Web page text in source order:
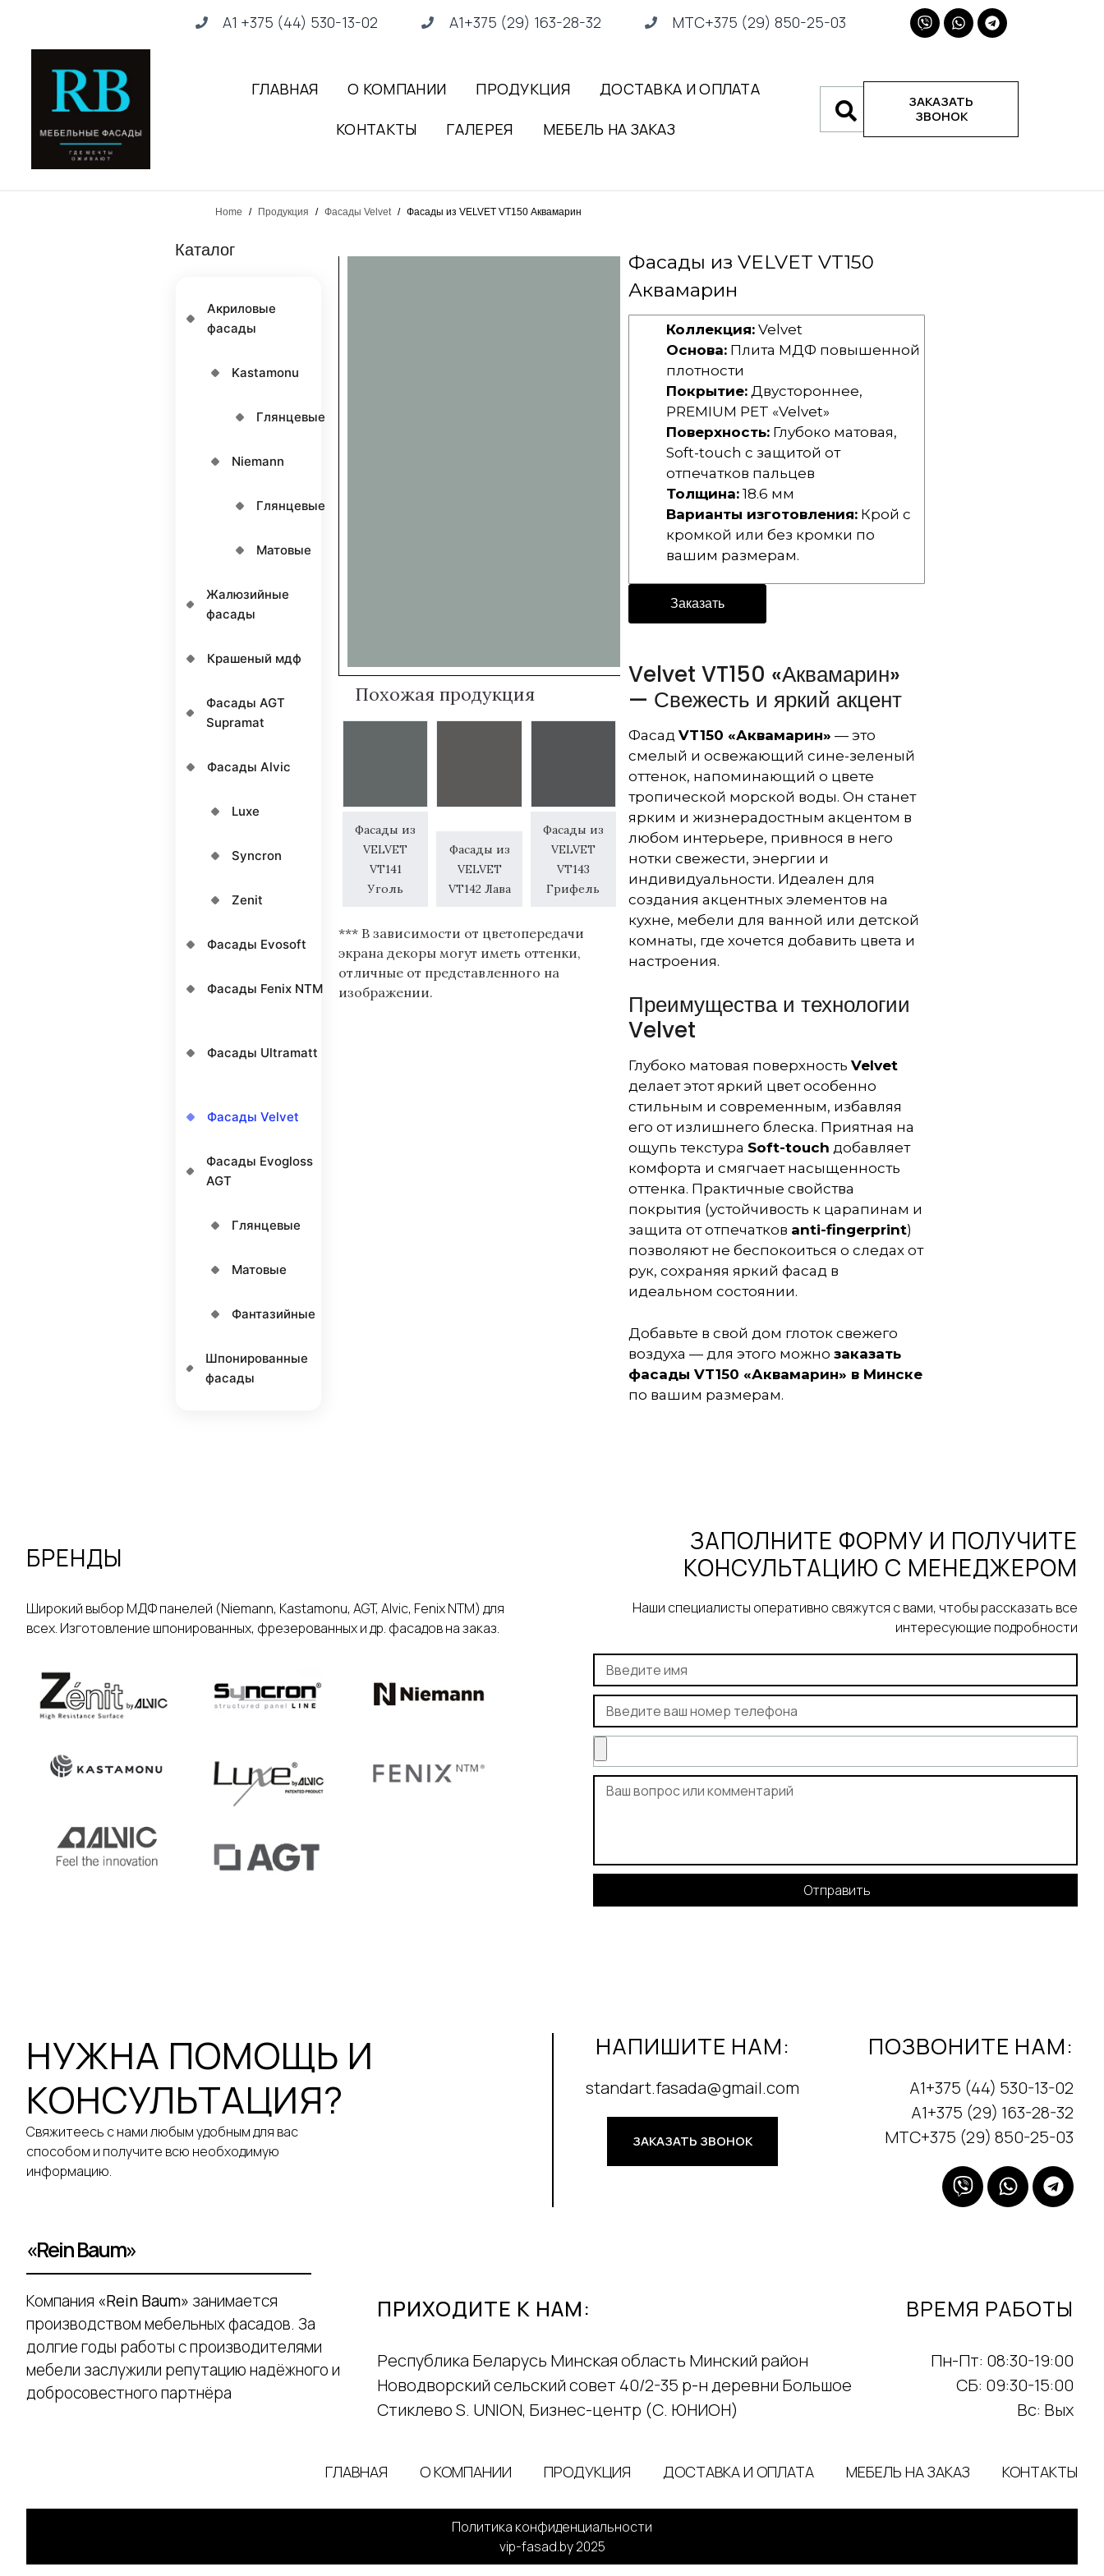
А1 +375 (44) 530-13-02 А1+375 (29) 163-28-32 МТС+375 (29) 850-25-03
ГЛАВНАЯ О КОМПАНИИ ПРОДУКЦИЯ ДОСТАВКА И ОПЛАТА
КОНТАКТЫ ГАЛЕРЕЯ МЕБЕЛЬ НА ЗАКАЗ
ЗАКАЗАТЬ
ЗВОНОК
Home / Продукция / Фасады Velvet / Фасады из VELVET VT150 Аквамарин
Каталог
Акриловые
фасады
Kastamonu
Глянцевые
Niemann
Глянцевые
Матовые
Жалюзийные
фасады
Крашеный мдф
Фасады AGT
Supramat
Фасады Alvic
Luxe
Syncron
Zenit
Фасады Evosoft
Фасады Fenix NTM
Фасады Ultramatt
Фасады Velvet
Фасады Еvogloss
AGT
Глянцевые
Матовые
Фантазийные
Шпонированные
фасады
Похожая продукция
Фасады из
VELVET
VT141
Уголь
Фасады из
VELVET
VT142 Лава
Фасады из
VELVET
VT143
Грифель
*** В зависимости от цветопередачи
экрана декоры могут иметь оттенки,
отличные от представленного на
изображении.
Фасады из VELVET VT150
Аквамарин
Коллекция:Velvet
Основа:Плита МДФ повышенной
плотности
Покрытие:Двустороннее,
PREMIUM PET «Velvet»
Поверхность:Глубоко матовая,
Soft-touch с защитой от
отпечатков пальцев
Толщина:18.6 мм
Варианты изготовления:Крой с
кромкой или без кромки по
вашим размерам.
Заказать
Velvet VT150 «Аквамарин»
— Свежесть и яркий акцент
Фасад VT150 «Аквамарин» — это
смелый и освежающий сине-зеленый
оттенок, напоминающий о цвете
тропической морской воды. Он станет
ярким и жизнерадостным акцентом в
любом интерьере, привнося в него
нотки свежести, энергии и
индивидуальности. Идеален для
создания акцентных элементов на
кухне, мебели для ванной или детской
комнаты, где хочется добавить цвета и
настроения.
Преимущества и технологии
Velvet
Глубоко матовая поверхность Velvet
делает этот яркий цвет особенно
стильным и современным, избавляя
его от излишнего блеска. Приятная на
ощупь текстура Soft-touch добавляет
комфорта и смягчает насыщенность
оттенка. Практичные свойства
покрытия (устойчивость к царапинам и
защита от отпечатков anti-fingerprint)
позволяют не беспокоиться о следах от
рук, сохраняя яркий фасад в
идеальном состоянии.
Добавьте в свой дом глоток свежего
воздуха — для этого можно заказать
фасады VT150 «Аквамарин» в Минске
по вашим размерам.
БРЕНДЫ
Широкий выбор МДФ панелей (Niemann, Kastamonu, AGT, Alvic, Fenix NTM) для
всех. Изготовление шпонированных, фрезерованных и др. фасадов на заказ.
ЗАПОЛНИТЕ ФОРМУ И ПОЛУЧИТЕ
КОНСУЛЬТАЦИЮ С МЕНЕДЖЕРОМ
Наши специалисты оперативно свяжутся с вами, чтобы рассказать все
интересующие подробности
Отправить
НУЖНА ПОМОЩЬ И
КОНСУЛЬТАЦИЯ?
Свяжитеесь с нами любым удобным для вас
способом и получите всю необходимую
информацию.
НАПИШИТЕ НАМ:
standart.fasada@gmail.com
ЗАКАЗАТЬ ЗВОНОК
ПОЗВОНИТЕ НАМ:
А1+375 (44) 530-13-02
А1+375 (29) 163-28-32
МТС+375 (29) 850-25-03
«Rein Baum»
Компания «Rein Baum» занимается
производством мебельных фасадов. За
долгие годы работы с производителями
мебели заслужили репутацию надёжного и
добросовестного партнёра
ПРИХОДИТЕ К НАМ:
Республика Беларусь Минская область Минский район
Новодворский сельский совет 40/2-35 р-н деревни Большое
Стиклево S. UNION, Бизнес-центр (С. ЮНИОН)
ВРЕМЯ РАБОТЫ
Пн-Пт: 08:30-19:00
СБ: 09:30-15:00
Вс: Вых
ГЛАВНАЯ О КОМПАНИИ ПРОДУКЦИЯ ДОСТАВКА И ОПЛАТА МЕБЕЛЬ НА ЗАКАЗ КОНТАКТЫ
Политика конфиденциальности
vip-fasad.by 2025